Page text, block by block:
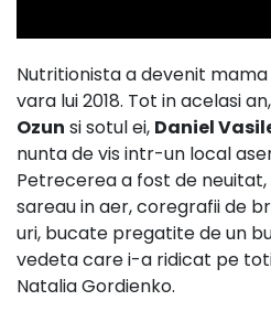
Nutritionista a devenit
vara lui 2018. Tot in acelasi
Ozun si sotul ei, Daniel
nunta de vis intr-un local
Petrecerea a fost de
sareau in aer, coregrafii de
uri, bucate pregatite de un
vedeta care i-a ridicat pe
Natalia Gordienko.